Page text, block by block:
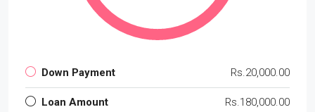
Down Payment Rs.20,000.00
Loan Amount Rs.180,000.00